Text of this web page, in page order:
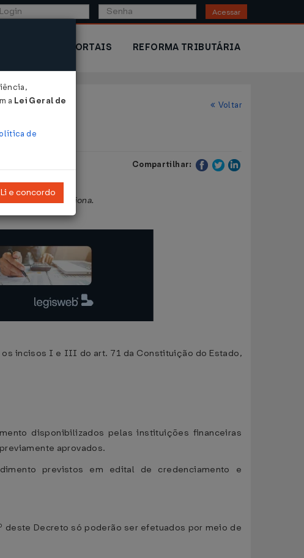
Acessar
PORTAIS REFORMA TRIBUTÁRIA
Voltar
Compartilhar:
casos que menciona.
os incisos I e III do art. 71 da Constituição do Estado,
disponibilizados pelas instituições financeiras
aprovados.
previstos em edital de credenciamento e
deste Decreto só poderão ser efetuados por meio de
a Lei Geral de
de
Li e concordo